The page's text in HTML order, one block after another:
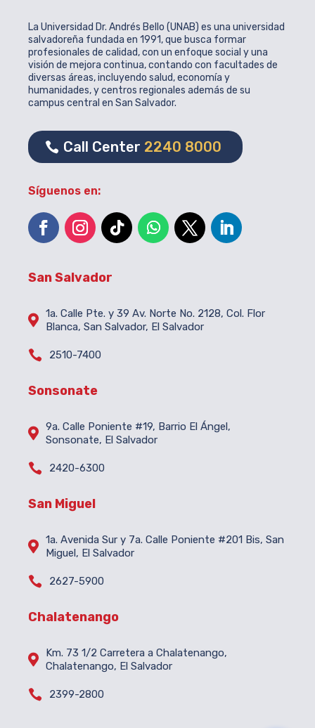
La Universidad Dr. Andrés Bello (UNAB) es una universidad
salvadoreña fundada en 1991, que busca formar
profesionales de calidad, con un enfoque social y una
visión de mejora continua, contando con facultades de
diversas áreas, incluyendo salud, economía y
humanidades, y centros regionales además de su
campus central en San Salvador.
Call Center 2240 8000
Síguenos en:
San Salvador
 1a. Calle Pte. y 39 Av. Norte No. 2128, Col. Flor
Blanca, San Salvador, El Salvador
 2510-7400
Sonsonate
 9a. Calle Poniente #19, Barrio El Ángel,
Sonsonate, El Salvador
 2420-6300
San Miguel
 1a. Avenida Sur y 7a. Calle Poniente #201 Bis, San
Miguel, El Salvador
 2627-5900
Chalatenango

Km. 73 1/2 Carretera a Chalatenango,
Chalatenango, El Salvador
 2399-2800